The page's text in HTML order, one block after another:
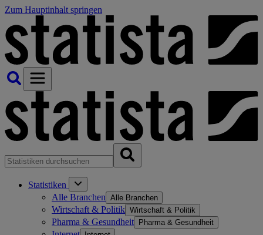
Zum Hauptinhalt springen
Statistiken
Alle Branchen Alle Branchen
Wirtschaft & Politik Wirtschaft & Politik
Pharma & Gesundheit Pharma & Gesundheit